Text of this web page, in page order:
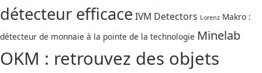
détecteur efficace IVM Detectors Lorenz Makro :
détecteur de monnaie à la pointe de la technologie Minelab
OKM : retrouvez des objets